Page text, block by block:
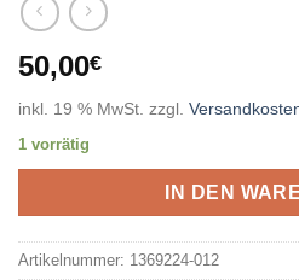
50,00€
inkl. 19 % MwSt. zzgl.
1 vorrätig
IN DEN
Artikelnummer: 1369224-012